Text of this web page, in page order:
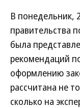
В понедельник,
правительства
была
рекомендаций
оформлению
рассчитана не
сколько на